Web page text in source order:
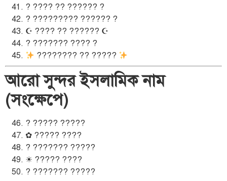
? ???? ?? ?????? ?
? ????????? ?????? ?
☪ ???? ?? ?????? ☪
? ??????? ???? ?
???????? ?? ?????
আরো সুন্দর ইসলামিক নাম
(সংক্ষেপে)
? ????? ?????
✿ ????? ????
? ??????? ?????
☀ ????? ????
? ??????? ?????